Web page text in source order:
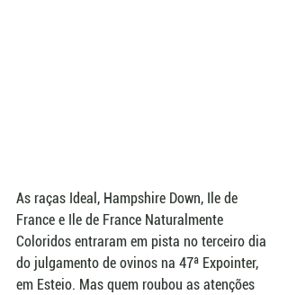
As raças Ideal, Hampshire Down, Ile de
France e Ile de France Naturalmente
Coloridos entraram em pista no terceiro dia
do julgamento de ovinos na 47ª Expointer,
em Esteio. Mas quem roubou as atenções